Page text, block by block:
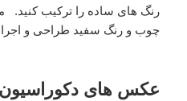
رنگ های ساده را ترکیب کنید.
چوب و رنگ سفید طراحی و
عکس های دکوراسیون